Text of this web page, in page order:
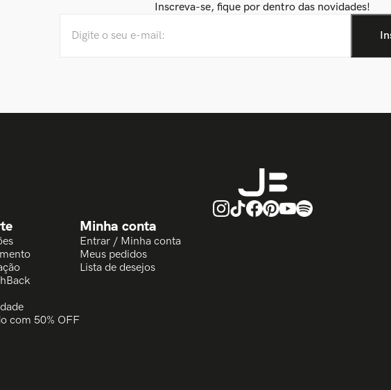
Inscreva-se, fique por dentro das novidades!
com 50% OFF
Minha conta
Entrar / Minha conta
Meus pedidos
Lista de desejos